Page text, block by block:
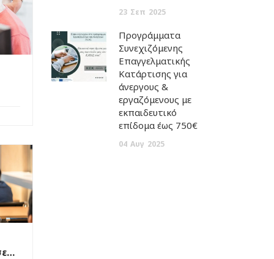
23 Σεπ 2025
Προγράμματα
Συνεχιζόμενης
Επαγγελματικής
Κατάρτισης για
άνεργους &
εργαζόμενους με
εκπαιδευτικό
επίδομα έως 750€
04 Αυγ 2025